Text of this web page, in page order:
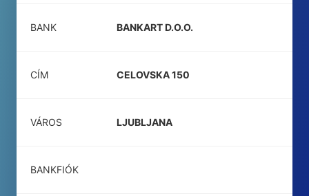
BANK BANKART D.O.O.
CÍM CELOVSKA 150
VÁROS LJUBLJANA
BANKFIÓK